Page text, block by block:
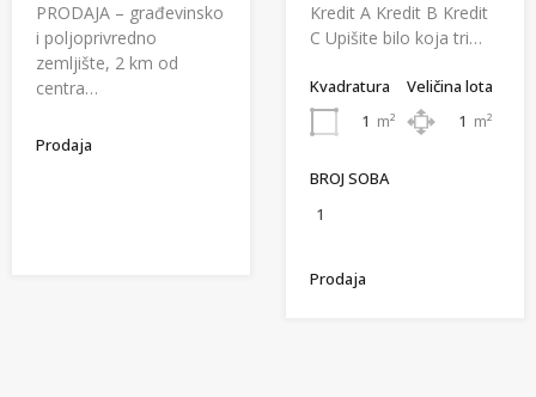
PRODAJA – građevinsko
i poljoprivredno
zemljište, 2 km od
centra…
Prodaja
Kredit A Kredit B Kredit
C Upišite bilo koja tri…
Kvadratura
1 m²
Veličina lota
1 m²
BROJ SOBA
1
Prodaja